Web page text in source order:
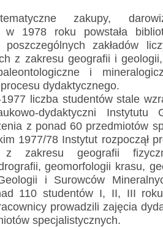
zakupy,
w 1978 roku powstała
poszczególnych zakładów
z zakresu geografii i
i
dydaktycznego.
liczba studentów stale
dydaktyczni Instytutu
z ponad 60 przedmiotów
1977/78 Instytut rozpoczął
z zakresu geografii
geomorfologii krasu,
i Surowców
110 studentów I, II, III
prowadzili zajęcia
specjalistycznych.